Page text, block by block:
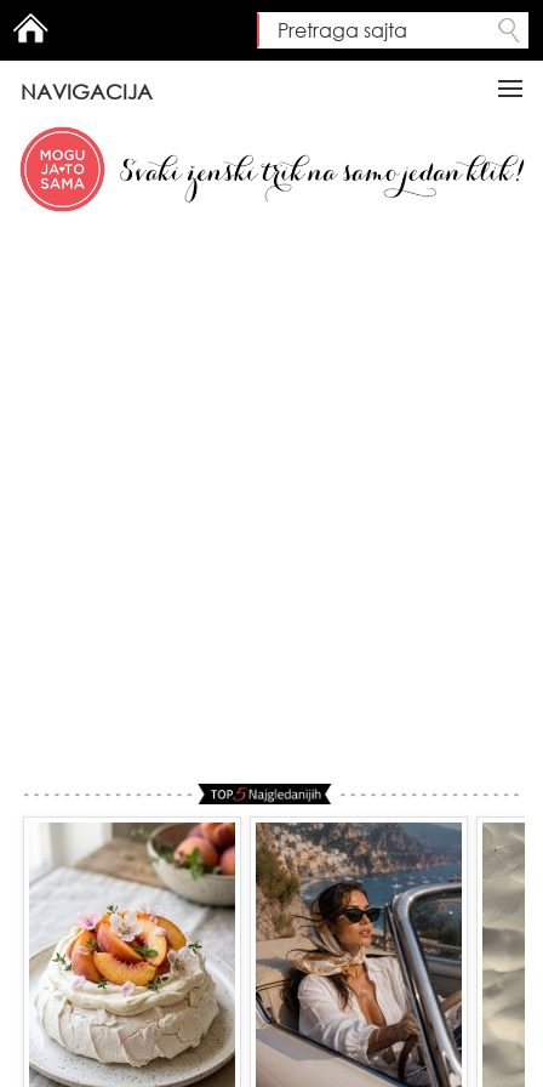
Search form
Pretraga sajta
NAVIGACIJA